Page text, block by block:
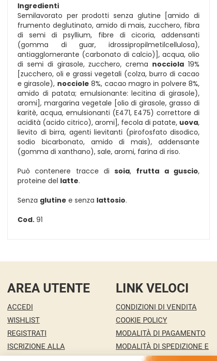
Ingredienti
Semilavorato per prodotti senza glutine [amido di
frumento deglutinato, amido di mais, zucchero, fibra
di semi di psyllium, fibre di cicoria, addensanti
(gomma di guar, idrossipropilmetilcellulosa),
antiagglomerante (carbonato di calcio)], acqua, olio
di semi di girasole, zucchero, crema nocciola 19%
[zucchero, oli e grassi vegetali (colza, burro di cacao
e girasole), nocciole 8%, cacao magro in polvere 8%,
amido di patata; emulsionante: lecitina di girasole),
aromi], margarina vegetale [olio di girasole, grasso di
karitè, acqua, emulsionanti (E471, E475) correttore di
acidità (acido citrico), aromi], fecola di patate, uova,
lievito di birra, agenti lievitanti (pirofosfato disodico,
sodio bicarbonato, amido di mais), addensante
(gomma di xanthano), sale, aromi, farina di riso.
Può contenere tracce disoia, frutta a guscio,
proteine del latte.
Senza glutine e senza lattosio.
Cod. 91
AREA UTENTE
ACCEDI
WISHLIST
REGISTRATI
ISCRIZIONE ALLA
LINK VELOCI
CONDIZIONI DI VENDITA
COOKIE POLICY
MODALITÀ DI PAGAMENTO
MODALITÀ DI SPEDIZIONE E